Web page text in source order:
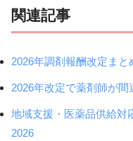
関連記事
2026年調剤報酬改定ま
2026年改定で薬剤師が間
地域支援・医薬品供給対
2026